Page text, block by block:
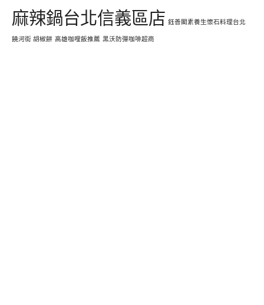
麻辣鍋台北信義區店 鈺善閣素養生懷石料理台北
饒河街 胡椒餅 高雄咖哩飯推薦 黑沃防彈咖啡超商